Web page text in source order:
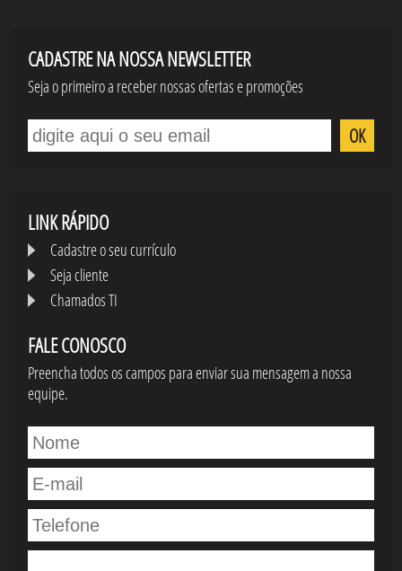
CADASTRE NA NOSSA NEWSLETTER
Seja o primeiro a receber nossas ofertas e promoções
OK
LINK RÁPIDO
Cadastre o seu currículo
Seja cliente
Chamados TI
FALE CONOSCO
Preencha todos os campos para enviar sua mensagem a nossa
equipe.